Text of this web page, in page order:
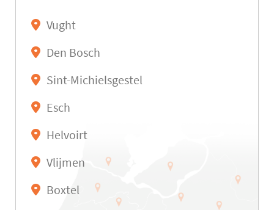
Vught
Den Bosch
Sint-Michielsgestel
Esch
Helvoirt
Vlijmen
Boxtel